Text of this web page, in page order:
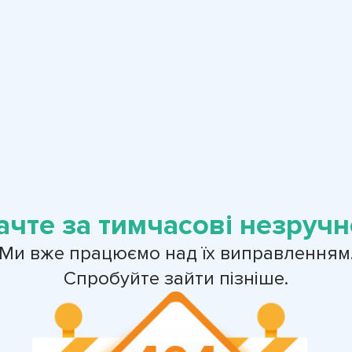
за тимчасові
вже працюємо над їх
Спробуйте зайти пізніше.